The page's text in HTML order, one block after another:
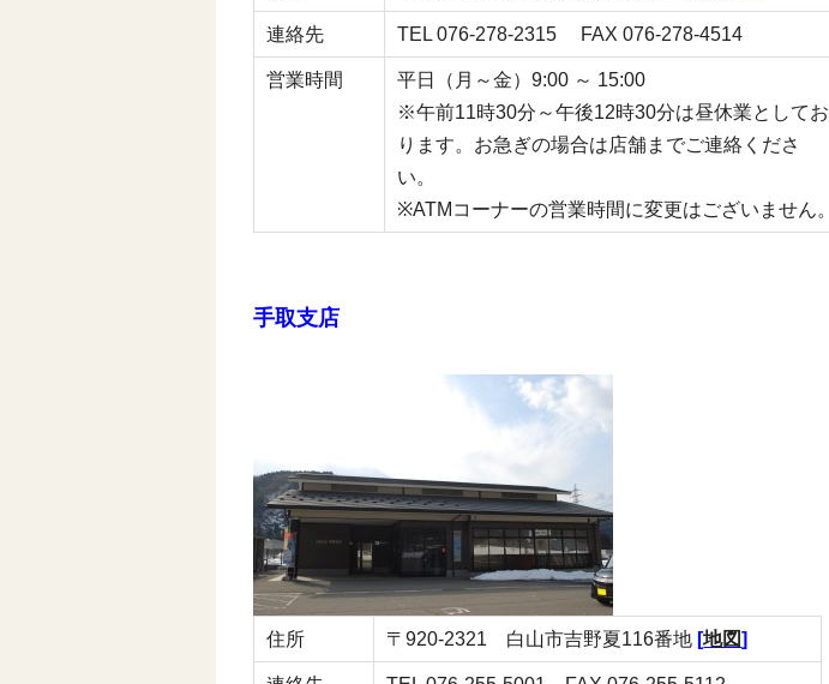
連絡先 TEL 076-278-2315 FAX 076-278-4514
営業時間
平日（月～金）9:00 ～ 15:00
※午前11時30分～午後12時30分は昼休業としてお
ります。お急ぎの場合は店舗までご連絡くださ
い。
※ATMコーナーの営業時間に変更はございません。
手取支店
住所 〒920-2321 白山市吉野夏116番地 [地図]